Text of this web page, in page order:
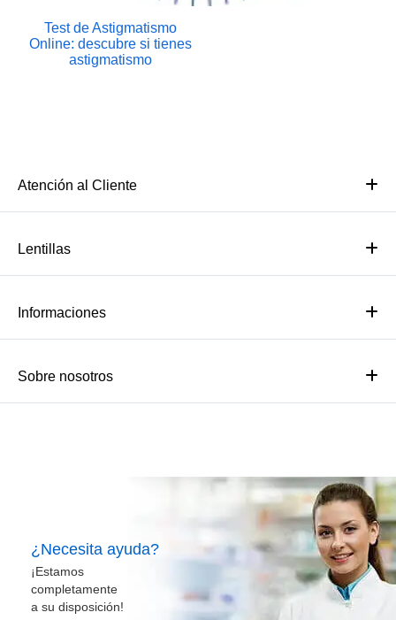
Test de Astigmatismo
Online: descubre si tienes
astigmatismo
Atención al Cliente
Lentillas
Informaciones
Sobre nosotros
¿Necesita ayuda?
¡Estamos
completamente
a su disposición!